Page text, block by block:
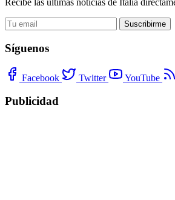
Recibe las últimas noticias de Italia
Suscribirme
Síguenos
Facebook Twitter YouTube
Publicidad